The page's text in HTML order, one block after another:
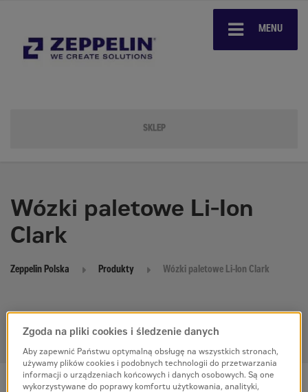
MENU
SKLEP
Wózki paletowe Li-Ion
Clark
Zeppelin Polska Produkty Wózki paletowe Li-Ion Clark
Zgoda na pliki cookies i śledzenie danych
Aby zapewnić Państwu optymalną obsługę na wszystkich stronach,
używamy plików cookies i podobnych technologii do przetwarzania
informacji o urządzeniach końcowych i danych osobowych. Są one
wykorzystywane do poprawy komfortu użytkowania, analityki,